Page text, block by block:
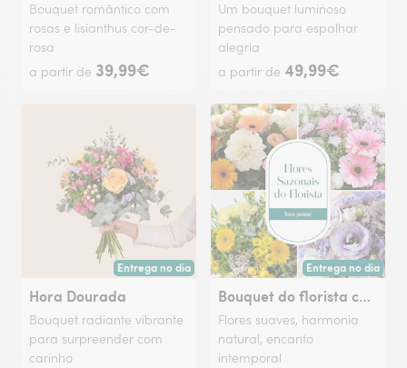
Bouquet romântico com
rosas e lisianthus cor-de-
rosa
a partir de 39,99€
Um bouquet luminoso
pensado para espalhar
alegria
a partir de 49,99€
Entrega no dia
Entrega hoje ou na data à tua escolha.
Hora Dourada
Bouquet radiante vibrante
para surpreender com
carinho
Entrega no dia
Entrega hoje ou na
Bouquet do florista com flores sazonais
Flores suaves, harmonia
natural, encanto
intemporal